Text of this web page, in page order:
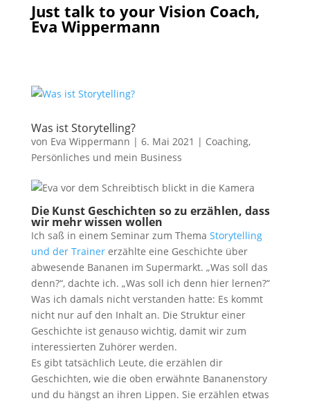
Just talk to your Vision Coach,
Eva Wippermann
Was ist Storytelling?
von Eva Wippermann | 6. Mai 2021 | Coaching,
Persönliches und mein Business
Die Kunst Geschichten so zu erzählen, dass
wir mehr wissen wollen
Ich saß in einem Seminar zum Thema Storytelling
und der Trainererzählte eine Geschichte über
abwesende Bananen im Supermarkt. „Was soll das
denn?“, dachte ich. „Was soll ich denn hier lernen?“
Was ich damals nicht verstanden hatte: Es kommt
nicht nur auf den Inhalt an. Die Struktur einer
Geschichte ist genauso wichtig, damit wir zum
interessierten Zuhörer werden.
Es gibt tatsächlich Leute, die erzählen dir
Geschichten, wie die oben erwähnte Bananenstory
und du hängst an ihren Lippen. Sie erzählen etwas